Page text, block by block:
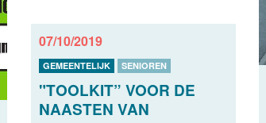
07/10/2019
GEMEENTELIJK SENIOREN
"TOOLKIT” VOOR DE
NAASTEN VAN